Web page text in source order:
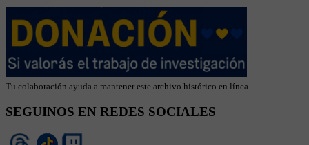
Tu colaboración ayuda a mantener este archivo histórico en línea
SEGUINOS EN REDES SOCIALES